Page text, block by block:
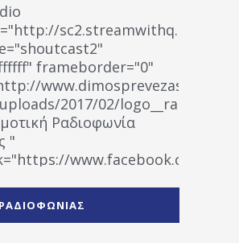
frameborder="0"
www.dimosprevezas.gr/wp-
2017/02/
Ραδιοφωνία
"
www.facebook.com/
" artist="" ]